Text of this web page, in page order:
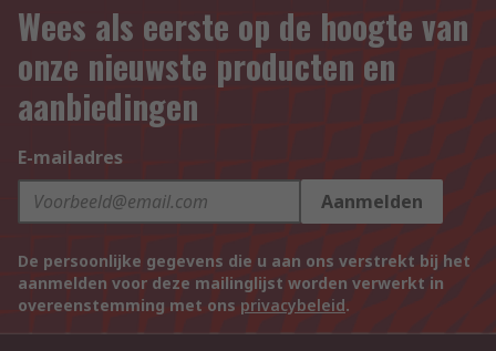
Wees als eerste op de hoogte van
onze nieuwste producten en
aanbiedingen
E-mailadres
Aanmelden
De persoonlijke gegevens die u aan ons verstrekt bij het
aanmelden voor deze mailinglijst worden verwerkt in
overeenstemming met ons privacybeleid.